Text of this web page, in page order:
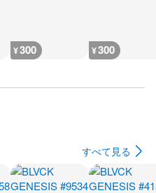
¥300 ¥300
すべて見る